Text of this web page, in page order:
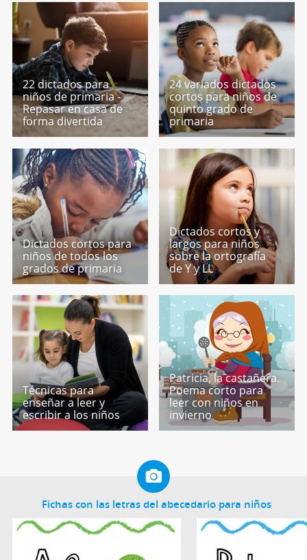
22 dictados para
niños de primaria -
Repasar en casa de
forma divertida
24 variados dictados
cortos para niños de
quinto grado de
primaria
Dictados cortos para
niños de todos los
grados de primaria
Dictados cortos y
largos para niños
sobre la ortografía
de Y y LL
Técnicas para
enseñar a leer y
escribir a los niños
Patricia, la castañera.
Poema corto para
leer con niños en
invierno
Fichas con las letras del abecedario para niños